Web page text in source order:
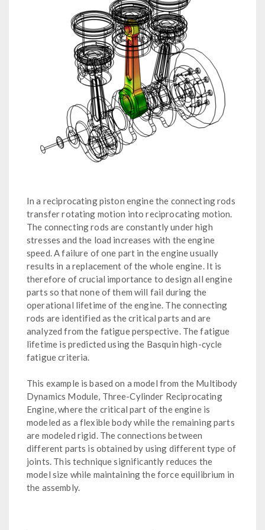
In a reciprocating piston engine the connecting rods
transfer rotating motion into reciprocating motion.
The connecting rods are constantly under high
stresses and the load increases with the engine
speed. A failure of one part in the engine usually
results in a replacement of the whole engine. It is
therefore of crucial importance to design all engine
parts so that none of them will fail during the
operational lifetime of the engine. The connecting
rods are identified as the critical parts and are
analyzed from the fatigue perspective. The fatigue
lifetime is predicted using the Basquin high-cycle
fatigue criteria.
This example is based on a model from the Multibody
Dynamics Module, Three-Cylinder Reciprocating
Engine, where the critical part of the engine is
modeled as a flexible body while the remaining parts
are modeled rigid. The connections between
different parts is obtained by using different type of
joints. This technique significantly reduces the
model size while maintaining the force equilibrium in
the assembly.